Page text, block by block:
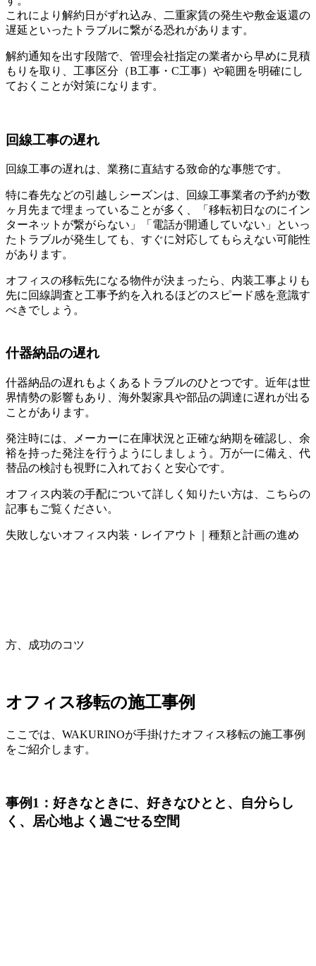
これにより解約日がずれ込み、二重家賃の発生や敷金返還の
遅延といったトラブルに繋がる恐れがあります。
解約通知を出す段階で、管理会社指定の業者から早めに見積
もりを取り、工事区分（B工事・C工事）や範囲を明確にし
ておくことが対策になります。
回線工事の遅れ
回線工事の遅れは、業務に直結する致命的な事態です。
特に春先などの引越しシーズンは、回線工事業者の予約が数
ヶ月先まで埋まっていることが多く、「移転初日なのにイン
ターネットが繋がらない」「電話が開通していない」といっ
たトラブルが発生しても、すぐに対応してもらえない可能性
があります。
オフィスの移転先になる物件が決まったら、内装工事よりも
先に回線調査と工事予約を入れるほどのスピード感を意識す
べきでしょう。
什器納品の遅れ
什器納品の遅れもよくあるトラブルのひとつです。近年は世
界情勢の影響もあり、海外製家具や部品の調達に遅れが出る
ことがあります。
発注時には、メーカーに在庫状況と正確な納期を確認し、余
裕を持った発注を行うようにしましょう。万が一に備え、代
替品の検討も視野に入れておくと安心です。
オフィス内装の手配について詳しく知りたい方は、こちらの
記事もご覧ください。
失敗しないオフィス内装・レイアウト｜種類と計画の進め
方、成功のコツ
オフィス移転の施工事例
ここでは、WAKURINOが手掛けたオフィス移転の施工事例
をご紹介します。
事例1：好きなときに、好きなひとと、自分らし
く、居心地よく過ごせる空間